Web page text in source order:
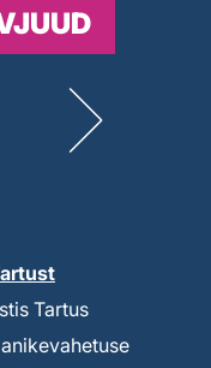
Tartus